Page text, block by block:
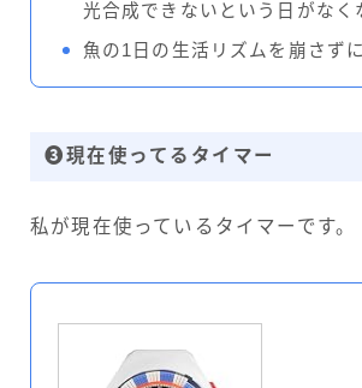
光合成できないという日がなく
魚の1日の生活リズムを崩さず
❸現在使ってるタイマー
私が現在使っているタイマーです。